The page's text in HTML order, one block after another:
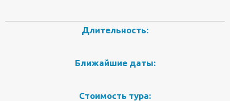
Длительность:
Ближайшие даты:
Стоимость тура: